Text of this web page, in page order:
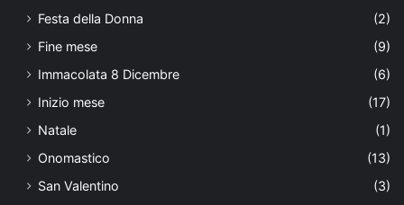
Festa della Donna
(2)
Fine mese
(9)
Immacolata 8 Dicembre
(6)
Inizio mese
(17)
Natale
(1)
Onomastico
(13)
San Valentino
(3)